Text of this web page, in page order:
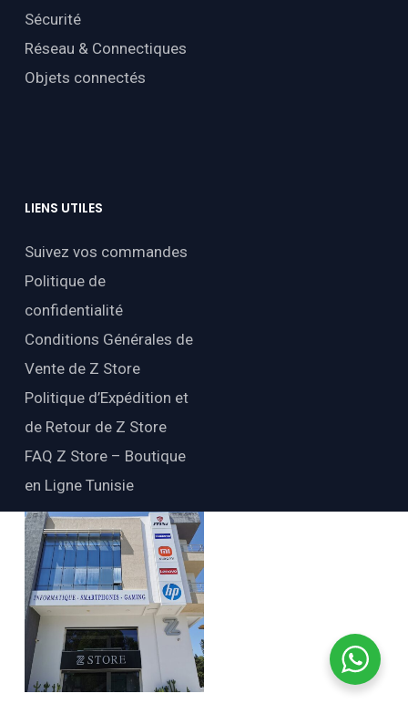
Sécurité
Réseau & Connectiques
Objets connectés
LIENS UTILES
Suivez vos commandes
Politique de
confidentialité
Conditions Générales de
Vente de Z Store
Politique d’Expédition et
de Retour de Z Store
FAQ Z Store – Boutique
en Ligne Tunisie